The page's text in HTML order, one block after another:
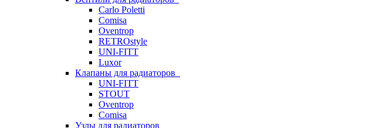
Carlo Poletti
Comisa
Oventrop
RETROstyle
UNI-FITT
Luxor
Клапаны для радиаторов
UNI-FITT
STOUT
Oventrop
Comisa
Узлы для радиаторов